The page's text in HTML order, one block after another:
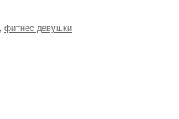
фитнес девушки